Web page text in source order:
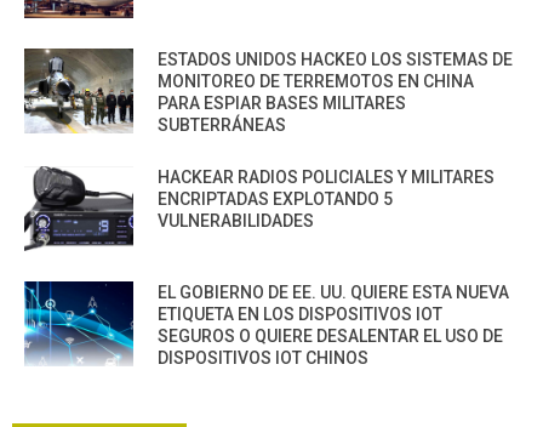
ESTADOS UNIDOS HACKEO LOS SISTEMAS DE
MONITOREO DE TERREMOTOS EN CHINA
PARA ESPIAR BASES MILITARES
SUBTERRÁNEAS
HACKEAR RADIOS POLICIALES Y MILITARES
ENCRIPTADAS EXPLOTANDO 5
VULNERABILIDADES
EL GOBIERNO DE EE. UU. QUIERE ESTA NUEVA
ETIQUETA EN LOS DISPOSITIVOS IOT
SEGUROS O QUIERE DESALENTAR EL USO DE
DISPOSITIVOS IOT CHINOS